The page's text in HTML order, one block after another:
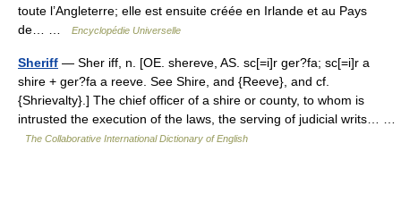
toute l’Angleterre; elle est ensuite créée en Irlande et au Pays
de… …
Encyclopédie Universelle
Sheriff — Sher iff, n. [OE. shereve, AS. sc[=i]r ger?fa; sc[=i]r a
shire + ger?fa a reeve. See Shire, and {Reeve}, and cf.
{Shrievalty}.] The chief officer of a shire or county, to whom is
intrusted the execution of the laws, the serving of judicial writs… …
The Collaborative International Dictionary of English